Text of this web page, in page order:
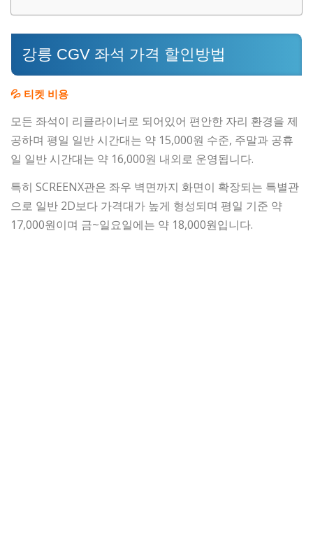
강릉 CGV 좌석 가격 할인방법
💦 티켓 비용
모든 좌석이 리클라이너로 되어있어 편안한 자리 환경을 제
공하며 평일 일반 시간대는 약 15,000원 수준, 주말과 공휴
일 일반 시간대는 약 16,000원 내외로 운영됩니다.
특히 SCREENX관은 좌우 벽면까지 화면이 확장되는 특별관
으로 일반 2D보다 가격대가 높게 형성되며 평일 기준 약
17,000원이며 금~일요일에는 약 18,000원입니다.